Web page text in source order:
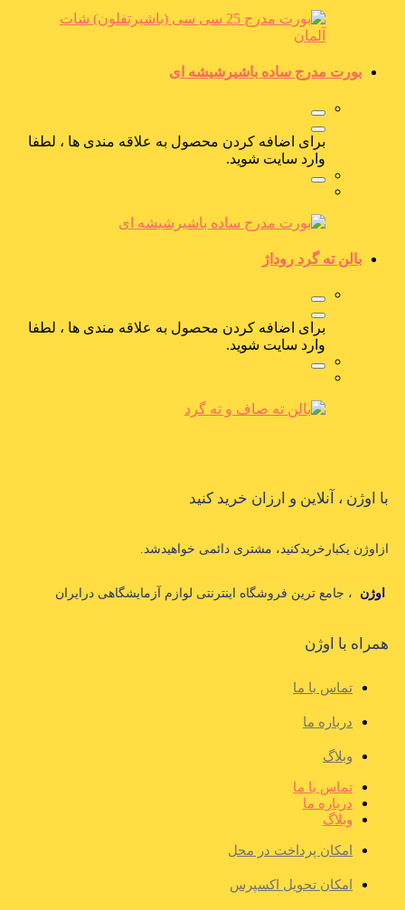
بورت مدرج ساده باشیرشیشه ای
برای اضافه کردن محصول به علاقه مندی ها ، لطفا
وارد سایت شوید.
بالن ته گرد روداژ
برای اضافه کردن محصول به علاقه مندی ها ، لطفا
وارد سایت شوید.
با اوژن ، آنلاین و ارزان خرید کنید
ازاوژن یکبارخریدکنید، مشتری دائمی خواهیدشد.
اوژن ، جامع ترین فروشگاه اینترنتی لوازم آزمایشگاهی درایران
همراه با اوژن
تماس با ما
درباره ما
وبلاگ
تماس با ما
درباره ما
وبلاگ
امکان پرداخت در محل
امکان تحویل اکسپرس